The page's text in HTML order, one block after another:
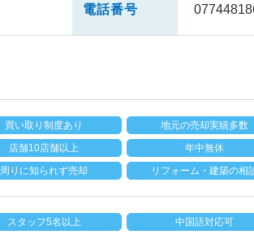
電話番号
買い取り制度あり
地元の売却実績多数
店舗10店舗以上
年中無休
周りに知られず売却 リフォーム・建築の相
スタッフ5名以上 中国語対応可